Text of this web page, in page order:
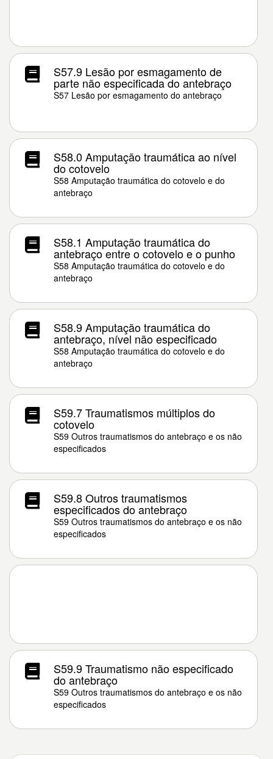
S57.9 Lesão por esmagamento de
parte não especificada do antebraço
S57 Lesão por esmagamento do antebraço
S58.0 Amputação traumática ao nível
do cotovelo
S58 Amputação traumática do cotovelo e do
antebraço
S58.1 Amputação traumática do
antebraço entre o cotovelo e o punho
S58 Amputação traumática do cotovelo e do
antebraço
S58.9 Amputação traumática do
antebraço, nível não especificado
S58 Amputação traumática do cotovelo e do
antebraço
S59.7 Traumatismos múltiplos do
cotovelo
S59 Outros traumatismos do antebraço e os não
especificados
S59.8 Outros traumatismos
especificados do antebraço
S59 Outros traumatismos do antebraço e os não
especificados
S59.9 Traumatismo não especificado
do antebraço
S59 Outros traumatismos do antebraço e os não
especificados